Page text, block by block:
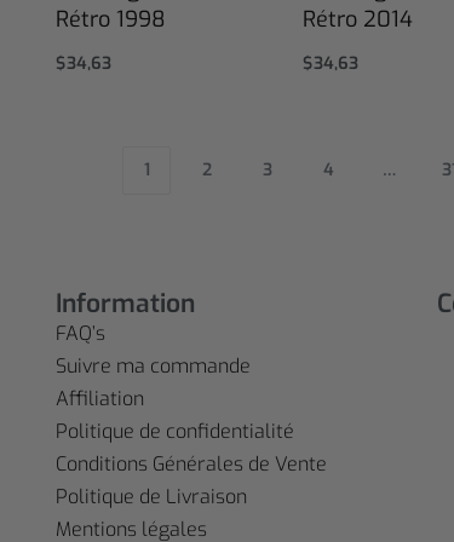
Rétro 1998
$34,63
Rétro 2014
$34,63
1 2 3 4 …
Information
FAQ’s
Suivre ma commande
Affiliation
Politique de confidentialité
Conditions Générales de Vente
Politique de Livraison
Mentions légales